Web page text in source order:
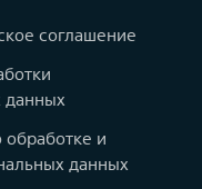
соглашение
данных
и
данных